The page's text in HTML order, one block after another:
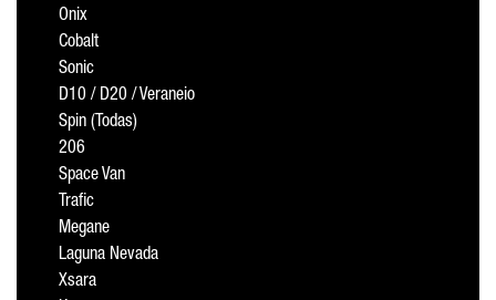
Onix
Cobalt
Sonic
D10 / D20 / Veraneio
Spin (Todas)
206
Space Van
Trafic
Megane
Laguna Nevada
Xsara